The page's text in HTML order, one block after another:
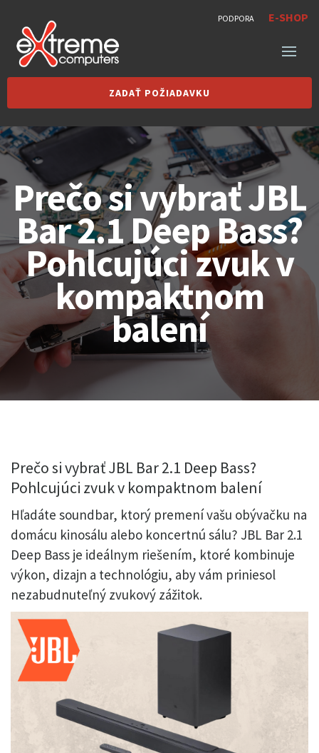
PODPORA E-SHOP
ZADAŤ POŽIADAVKU
Prečo si vybrať JBL
Bar 2.1 Deep Bass?
Pohlcujúci zvuk v
kompaktnom
balení
Prečo si vybrať JBL Bar 2.1 Deep Bass?
Pohlcujúci zvuk v kompaktnom balení
Hľadáte soundbar, ktorý premení vašu obývačku na
domácu kinosálu alebo koncertnú sálu? JBL Bar 2.1
Deep Bass je ideálnym riešením, ktoré kombinuje
výkon, dizajn a technológiu, aby vám priniesol
nezabudnuteľný zvukový zážitok.